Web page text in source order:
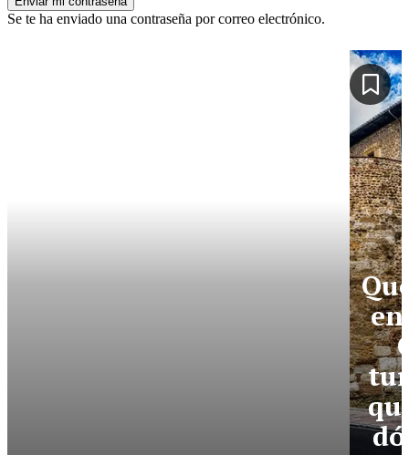
Se te ha enviado una contraseña por correo electrónico.